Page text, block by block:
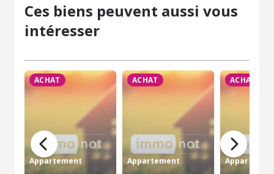
Ces biens peuvent aussi vous
intéresser
ACHAT
Appartement
ACHAT
Appartement
ACHAT